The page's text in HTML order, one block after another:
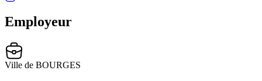
Employeur
Ville de BOURGES